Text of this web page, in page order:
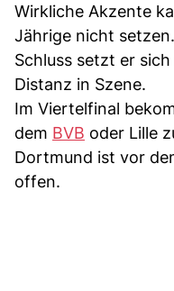
Wirkliche Akzente
Jährige nicht
Schluss setzt er
Distanz in Szene.
Im Viertelfinal
dem BVB oder Lille
Dortmund ist vor
offen.